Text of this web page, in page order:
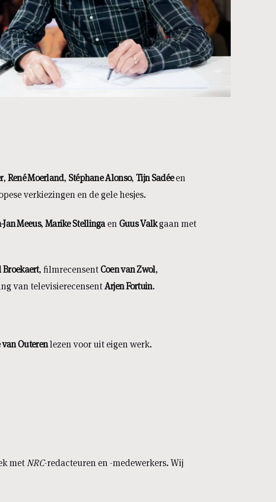
, René Moerland, Stéphane Alonso, Tijn Sadéeen
verkiezingen en de gele hesjes.
Jan Meeus, Marike Stellingaen Guus Valkgaan met
Broekaert, filmrecensent Coen van Zwol,
van televisierecensentArjen Fortuin.
Outerenlezen voor uit eigen werk.
metNRC-redacteuren en -medewerkers. Wij